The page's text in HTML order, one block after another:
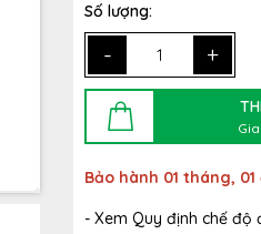
Số lượng:
- +
Bảo hành 01 tháng,
- Xem Quy định chế độ